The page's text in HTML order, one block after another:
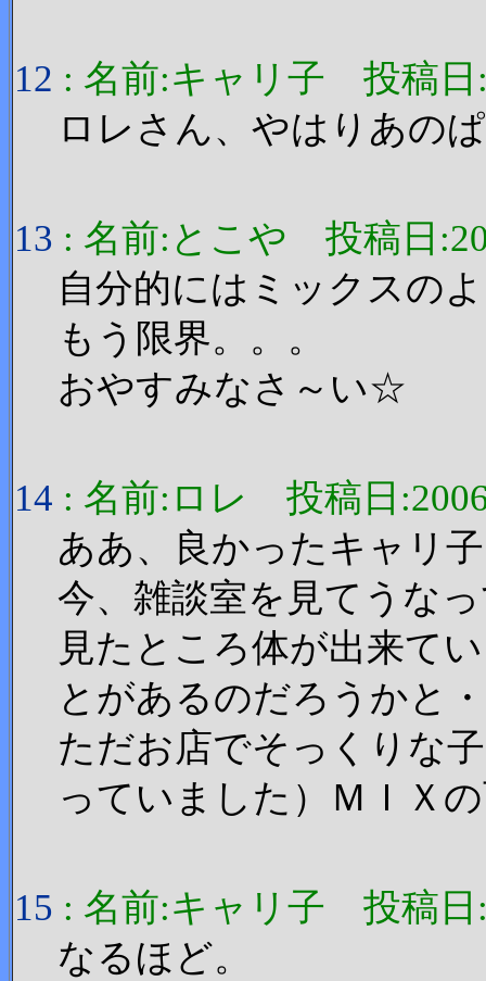
12 : 名前:キャリ子 投稿日
ロレさん、やはりあの
13 : 名前:とこや 投稿日
自分的にはミックスの
もう限界。。。
おやすみなさ～い☆
14 : 名前:ロレ 投稿日
ああ、良かったキャリ
今、雑談室を見てうな
見たところ体が出来て
とがあるのだろうかと
ただお店でそっくりな
っていました）ＭＩＸ
15 : 名前:キャリ子 投稿日
なるほど。